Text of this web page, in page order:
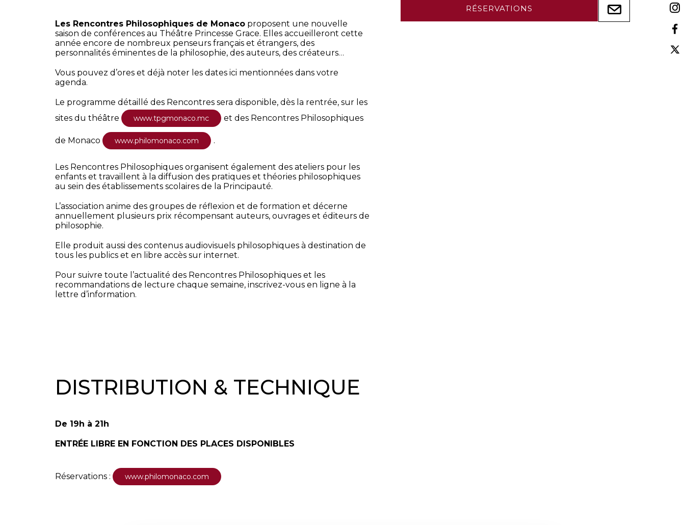
Les Rencontres Philosophiques de Monacoproposent une nouvelle
saison de conférences au Théâtre Princesse Grace. Elles accueilleront cette
année encore de nombreux penseurs français et étrangers, des
personnalités éminentes de la philosophie, des auteurs, des créateurs…
Vous pouvez d’ores et déjà noter les dates ici mentionnées dans votre
agenda.
Le programme détaillé des Rencontres sera disponible, dès la rentrée, sur les
sites du théâtre
www.tpgmonaco.mc et des Rencontres Philosophiques
de Monaco www.philomonaco.com .
Les Rencontres Philosophiques organisent également des ateliers pour les
enfants et travaillent à la diffusion des pratiques et théories philosophiques
au sein des établissements scolaires de la Principauté.
L’association anime des groupes de réflexion et de formation et décerne
annuellement plusieurs prix récompensant auteurs, ouvrages et éditeurs de
philosophie.
Elle produit aussi des contenus audiovisuels philosophiques à destination de
tous les publics et en libre accès sur internet.
Pour suivre toute l’actualité des Rencontres Philosophiques et les
recommandations de lecture chaque semaine, inscrivez-vous en ligne à la
lettre d’information.
DISTRIBUTION & TECHNIQUE
De 19h à 21h
ENTRÉE LIBRE EN FONCTION DES PLACES DISPONIBLES
Réservations : www.philomonaco.com
RÉSERVATIONS